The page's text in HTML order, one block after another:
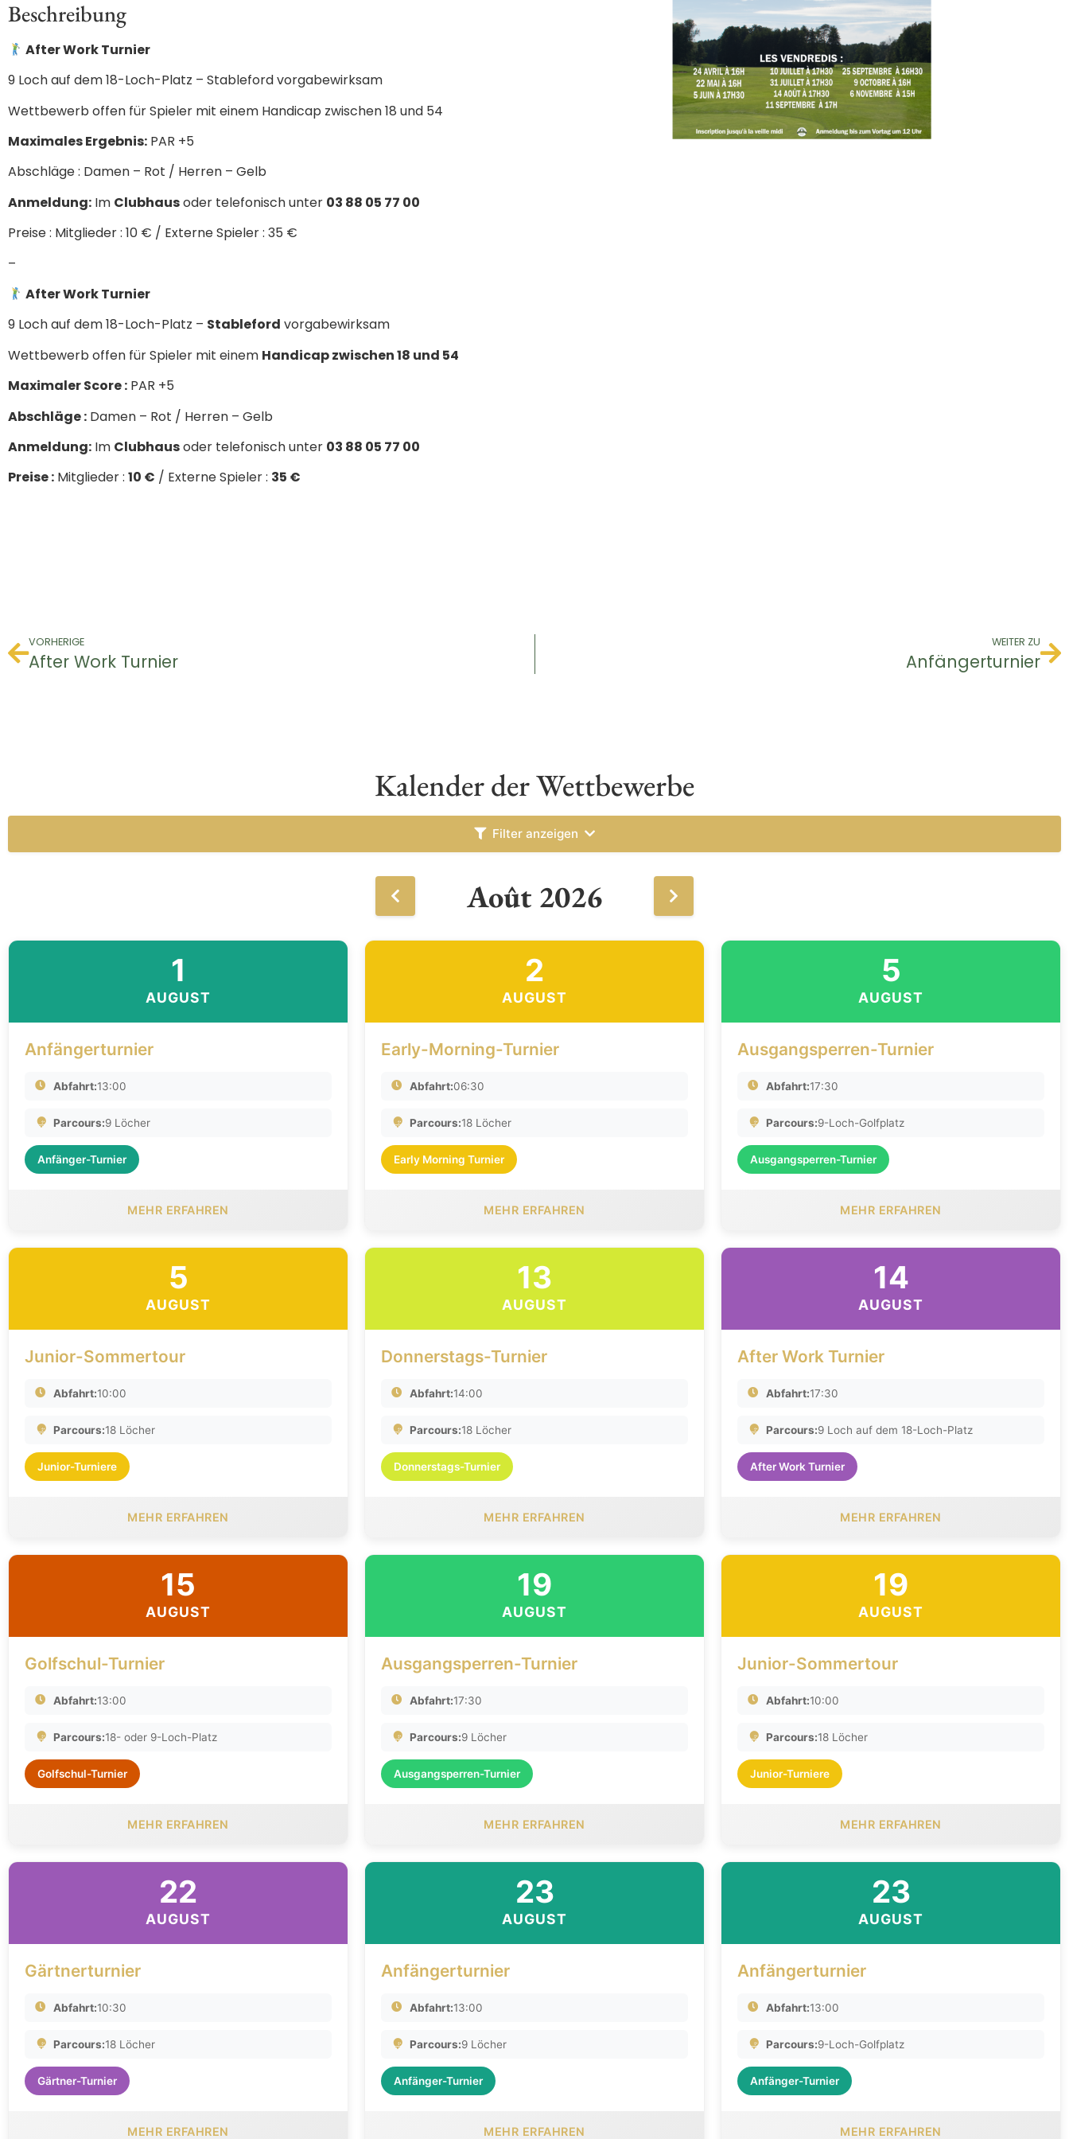
Beschreibung
After Work Turnier
9 Loch auf dem 18-Loch-Platz – Stableford vorgabewirksam
Wettbewerb offen für Spieler mit einem Handicap zwischen 18 und 54
Maximales Ergebnis: PAR +5
Abschläge : Damen – Rot / Herren – Gelb
Anmeldung: Im Clubhausoder telefonisch unter 03 88 05 77 00
Preise : Mitglieder : 10 € / Externe Spieler : 35 €
–
After Work Turnier
9 Loch auf dem 18-Loch-Platz – Stableford vorgabewirksam
Wettbewerb offen für Spieler mit einem Handicap zwischen 18 und 54
Maximaler Score : PAR +5
Abschläge : Damen – Rot / Herren – Gelb
Anmeldung: Im Clubhausoder telefonisch unter 03 88 05 77 00
Preise : Mitglieder : 10 € / Externe Spieler : 35 €
VORHERIGE
After Work Turnier
WEITER ZU
Anfängerturnier
Kalender der Wettbewerbe
Filter anzeigen
Août 2026
1
AUGUST
Anfängerturnier
Abfahrt:13:00
Parcours:9 Löcher
Anfänger-Turnier
MEHR ERFAHREN
2
AUGUST
Early-Morning-Turnier
Abfahrt:06:30
Parcours:18 Löcher
Early Morning Turnier
MEHR ERFAHREN
5
AUGUST
Ausgangsperren-Turnier
Abfahrt:17:30
Parcours:9-Loch-Golfplatz
Ausgangsperren-Turnier
MEHR ERFAHREN
5
AUGUST
Junior-Sommertour
Abfahrt:10:00
Parcours:18 Löcher
Junior-Turniere
MEHR ERFAHREN
13
AUGUST
Donnerstags-Turnier
Abfahrt:14:00
Parcours:18 Löcher
Donnerstags-Turnier
MEHR ERFAHREN
14
AUGUST
After Work Turnier
Abfahrt:17:30
Parcours:9 Loch auf dem 18-Loch-Platz
After Work Turnier
MEHR ERFAHREN
15
AUGUST
Golfschul-Turnier
Abfahrt:13:00
Parcours:18- oder 9-Loch-Platz
Golfschul-Turnier
MEHR ERFAHREN
19
AUGUST
Ausgangsperren-Turnier
Abfahrt:17:30
Parcours:9 Löcher
Ausgangsperren-Turnier
MEHR ERFAHREN
19
AUGUST
Junior-Sommertour
Abfahrt:10:00
Parcours:18 Löcher
Junior-Turniere
MEHR ERFAHREN
22
AUGUST
Gärtnerturnier
Abfahrt:10:30
Parcours:18 Löcher
Gärtner-Turnier
MEHR ERFAHREN
23
AUGUST
Anfängerturnier
Abfahrt:13:00
Parcours:9 Löcher
Anfänger-Turnier
MEHR ERFAHREN
23
AUGUST
Anfängerturnier
Abfahrt:13:00
Parcours:9-Loch-Golfplatz
Anfänger-Turnier
MEHR ERFAHREN